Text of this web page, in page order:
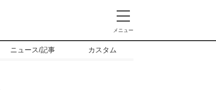
メニュー
ニュース/記事 カスタム